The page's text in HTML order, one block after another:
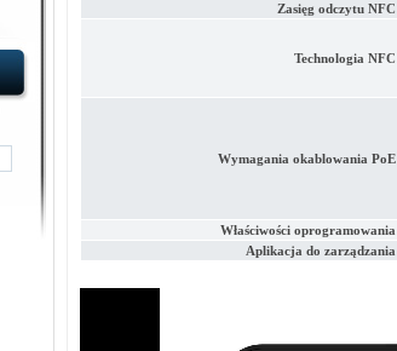
Zasięg odczytu NFC
Technologia NFC
Wymagania okablowania PoE
Właściwości oprogramowania
Aplikacja do zarządzania